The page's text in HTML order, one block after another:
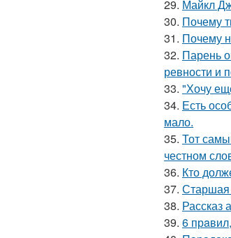
29. Майкл
30. Почему
31. Почему
32. Парень
ревности и
33. "Хочу
34. Есть
мало.
35. Тот
честном
36. Кто
37. Старшая
38. Рассказ
39. 6